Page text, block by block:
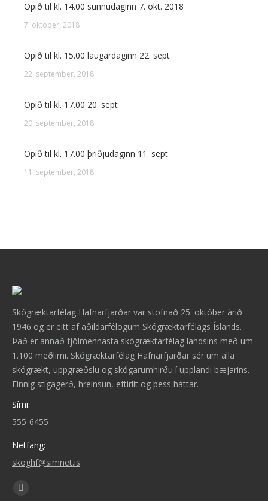
Opið til kl. 14.00 sunnudaginn 7. okt. 2018
7. október, 2018
Opið til kl. 15.00 laugardaginn 22. sept
22. september, 2018
Opið til kl. 17.00 20. sept
20. september, 2018
Opið til kl. 17.00 þriðjudaginn 11. sept
11. september, 2018
Skógræktarfélag Hafnarfjarðar var stofnað 25. október árið
1946 og er eitt af aðildarfélögum Skógræktarfélags Íslands.
Það er annað fjölmennasta skógræktarfélag landsins með um
1.100 meðlimi. Skógræktarfélag Hafnarfjarðar sér um alla
skógrækt, uppgræðslu og skógarumhirðu í upplandi bæjarins.
Einnig stígagerð, hreinsun, eftirlit og þess háttar.
Sími:
555-6455
Netfang:
skoghf@simnet.is
Find us on:
Facebook